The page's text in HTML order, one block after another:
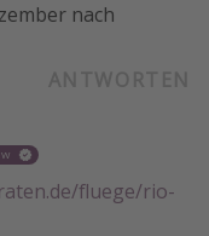
nach
fluege/rio-